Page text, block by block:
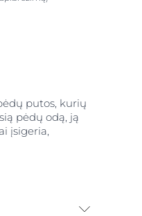
putos, kurių
pėdų odą, ją
įsigeria,